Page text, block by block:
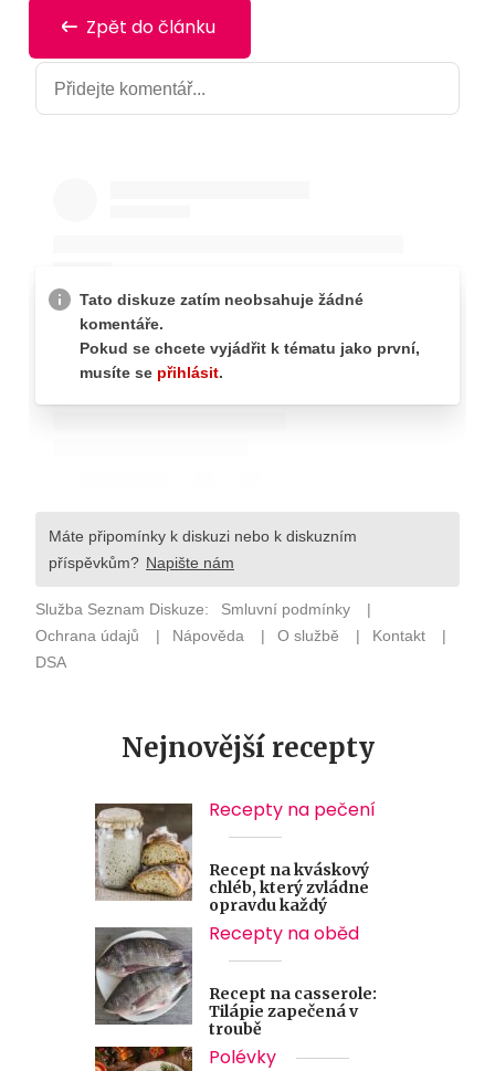
Zpět do článku
Nejnovější recepty
Recepty na pečení
Recept na kváskový
chléb, který zvládne
opravdu každý
Recepty na oběd
Recept na casserole:
Tilápie zapečená v
troubě
Polévky